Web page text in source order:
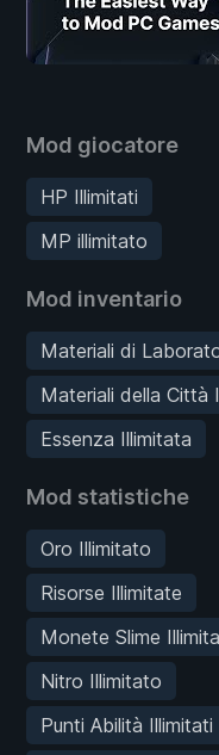
Mod giocatore
HP Illimitati
MP illimitato
Mod inventario
Materiali di
Materiali della Città
Essenza Illimitata
Mod statistiche
Oro Illimitato
Risorse Illimitate
Monete Slime
Nitro Illimitato
Punti Abilità Illimitati